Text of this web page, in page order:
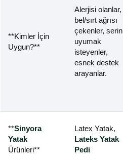
**Kimler İçin
Uygun?**
Alerjisi olanlar,
bel/sırt ağrısı
çekenler, serin
uyumak
isteyenler,
esnek destek
arayanlar.
**Sinyora
Yatak
Ürünleri**
Latex Yatak,
Lateks Yatak
Pedi